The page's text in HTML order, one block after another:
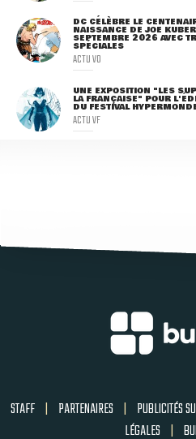
DC CÉLÈBRE LE
NAISSANCE DE JOE
SEPTEMBRE 2026 AVEC
SPÉCIALES
ACTU VO
UNE EXPOSITION "LES
LA FRANÇAISE" POUR
DU FESTIVAL
ACTU VF
STAFF | PARTENAIRES | PUBLICITÉS
LÉGALES |